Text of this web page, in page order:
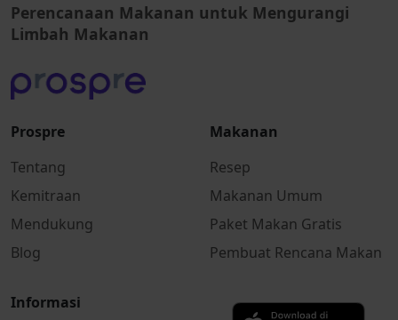
Perencanaan Makanan untuk Mengurangi
Limbah Makanan
Prospre
Tentang
Kemitraan
Mendukung
Blog
Makanan
Resep
Makanan Umum
Paket Makan Gratis
Pembuat Rencana Makan
Informasi